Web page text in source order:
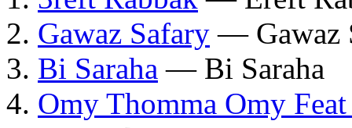
Gawaz Safary — Gawaz
Bi Saraha — Bi Saraha
Omy Thomma Omy